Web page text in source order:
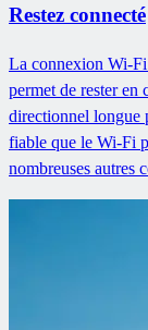
Restez connecté
La connexion Wi-Fi
permet de rester en
directionnel longue
fiable que le Wi-Fi
nombreuses autres